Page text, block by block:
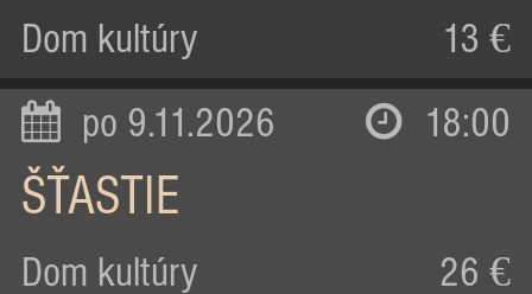
Dom kultúry 13 €
po 9.11.2026 18:00
ŠŤASTIE
Dom kultúry 26 €